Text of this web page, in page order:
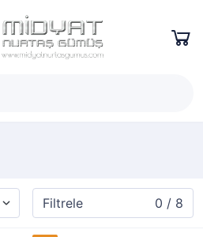
Filtrele 0 / 8